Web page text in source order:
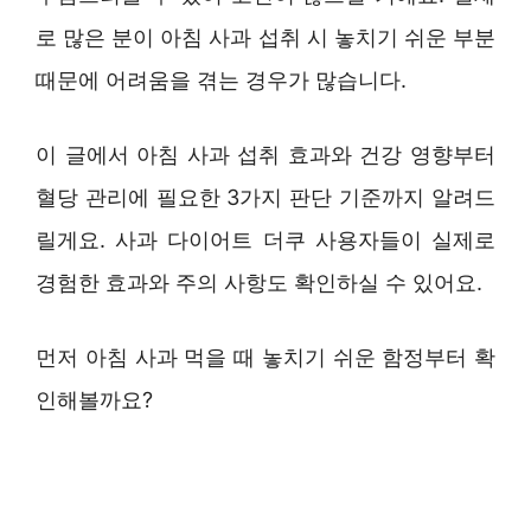
로 많은 분이 아침 사과 섭취 시 놓치기 쉬운 부분
때문에 어려움을 겪는 경우가 많습니다.
이 글에서 아침 사과 섭취 효과와 건강 영향부터
혈당 관리에 필요한 3가지 판단 기준까지 알려드
릴게요. 사과 다이어트 더쿠 사용자들이 실제로
경험한 효과와 주의 사항도 확인하실 수 있어요.
먼저 아침 사과 먹을 때 놓치기 쉬운 함정부터 확
인해볼까요?